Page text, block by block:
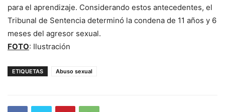
para el aprendizaje. Considerando estos antecedentes, el
Tribunal de Sentencia determinó la condena de 11 años y 6
meses del agresor sexual.
FOTO: Ilustración
ETIQUETAS Abuso sexual